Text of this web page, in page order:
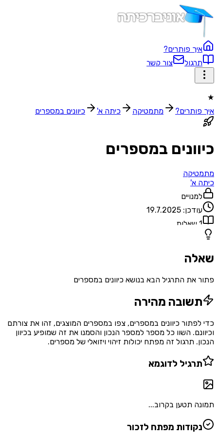
איך פותרים?
תרגול
צור קשר
★
איך פותרים?
מתמטיקה כיתה א' כיוונים במספרים
כיוונים במספרים
מתמטיקה
כיתה א'
למנויים
עודכן: 19.7.2025
1 שאלות
שאלה
פתור את התרגיל הבא בנושא כיוונים במספרים
תשובה מהירה
כדי לפתור כיוונים במספרים, צפו במספרים המוצגים, זהו את צורתם
וכיוונם. השוו כל מספר למספר הנכון והסמנו את זה שמופיע בכיוון
הנכון. תרגול זה מפתח יכולות זיהוי ויזואלי של מספרים.
תרגיל לדוגמא
תמונה תטען בקרוב...
נקודות מפתח לזכור